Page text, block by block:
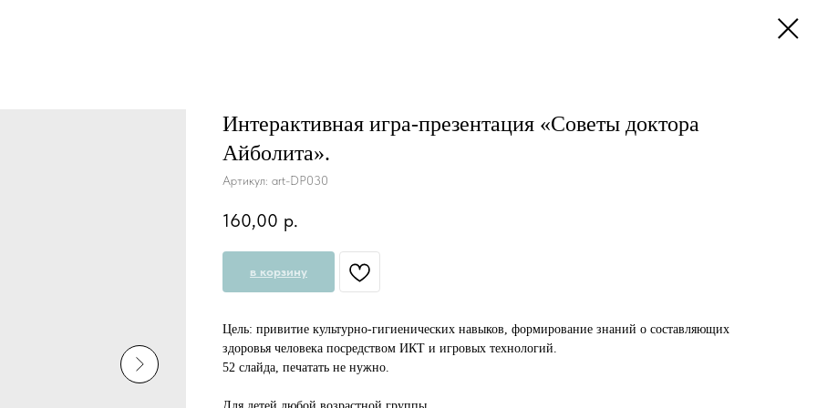
Интерактивная игра-презентация «Советы доктора
Айболита».
Артикул: art-DP030
160,00 р.
в корзину
Цель: привитие культурно-гигиенических навыков, формирование знаний о составляющих
здоровья человека посредством ИКТ и игровых технологий.
52 слайда, печатать не нужно.